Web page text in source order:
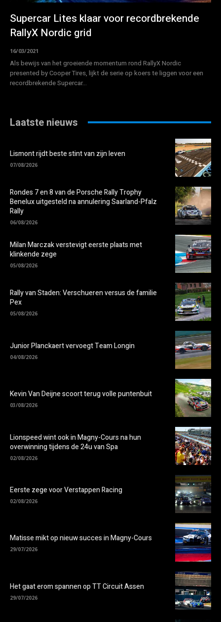
Supercar Lites klaar voor recordbrekende
RallyX Nordic grid
16/03/2021
Als bewijs van het groeiende momentum rond RallyX Nordic
presented by Cooper Tires, lijkt de serie op koers te liggen voor een
recordbrekende Supercar...
Laatste nieuws
Lismont rijdt beste stint van zijn leven
07/08/2026
Rondes 7 en 8 van de Porsche Rally Trophy
Benelux uitgesteld na annulering Saarland-Pfalz
Rally
06/08/2026
Milan Marczak verstevigt eerste plaats met
klinkende zege
05/08/2026
Rally van Staden: Verschueren versus de familie
Pex
05/08/2026
Junior Planckaert vervoegt Team Longin
04/08/2026
Kevin Van Deijne scoort terug volle puntenbuit
03/08/2026
Lionspeed wint ook in Magny-Cours na hun
overwinning tijdens de 24u van Spa
02/08/2026
Eerste zege voor Verstappen Racing
02/08/2026
Matisse mikt op nieuw succes in Magny-Cours
29/07/2026
Het gaat erom spannen op TT Circuit Assen
29/07/2026